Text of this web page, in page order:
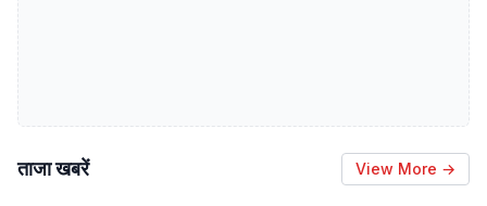
ताजा खबरें View More →